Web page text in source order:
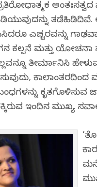
ಎಚ್ಚರವನ್ನು
ಕಲ್ಪನೆ ಮತ್ತು ಯೋಚನಾ
ತೀರ್ಮಾನಿಸಿ
ವಿಕೃತಗೊಳಿಸುವ
ಇಂದಿನ ಮುಖ್ಯ